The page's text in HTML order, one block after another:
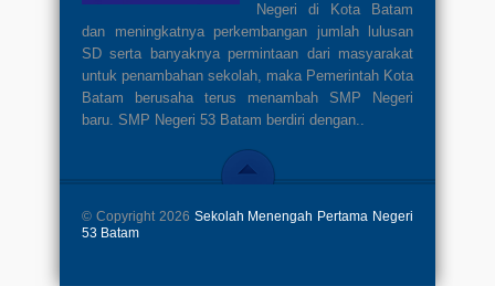
Negeri di Kota Batam
dan meningkatnya perkembangan jumlah lulusan
SD serta banyaknya permintaan dari masyarakat
untuk penambahan sekolah, maka Pemerintah Kota
Batam berusaha terus menambah SMP Negeri
baru. SMP Negeri 53 Batam berdiri dengan..
© Copyright 2026 Sekolah Menengah Pertama Negeri
53 Batam